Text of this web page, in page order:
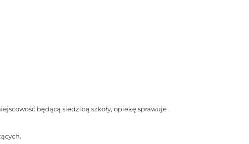
będącą siedzibą szkoły, opiekę sprawuje